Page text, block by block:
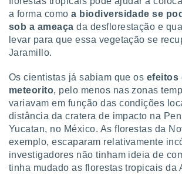
a forma comoa biodiversidade se
sob a ameaça da desflorestação e
levar para que essa vegetação se
Jaramillo.
Os cientistas já sabiam que os efeitos
meteorito, pelo menos nas zonas
variavam em função das condições
distância da cratera de impacto na
Yucatan, no México. As florestas da
exemplo, escaparam relativamente
investigadores não tinham ideia de
tinha mudado as florestas tropicais da